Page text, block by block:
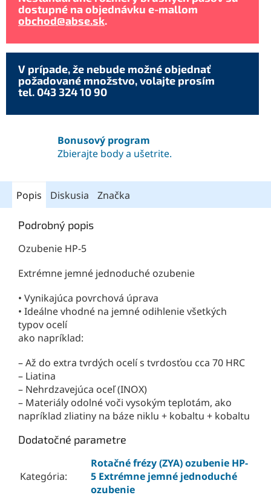
dostupné na objednávku e-mallom
obchod@abse.sk.
V prípade, že nebude možné objednať
požadované množstvo, volajte prosím
tel. 043 324 10 90
Bonusový program
Zbierajte body a ušetrite.
Popis Diskusia Značka
Podrobný popis
Ozubenie HP-5
Extrémne jemné jednoduché ozubenie
• Vynikajúca povrchová úprava
• Ideálne vhodné na jemné odihlenie všetkých
typov ocelí
ako napríklad:
– Až do extra tvrdých ocelí s tvrdosťou cca 70 HRC
– Liatina
– Nehrdzavejúca oceľ (INOX)
– Materiály odolné voči vysokým teplotám, ako
napríklad zliatiny na báze niklu + kobaltu + kobaltu
Dodatočné parametre
Kategória:
Rotačné frézy (ZYA) ozubenie HP-
5 Extrémne jemné jednoduché
ozubenie